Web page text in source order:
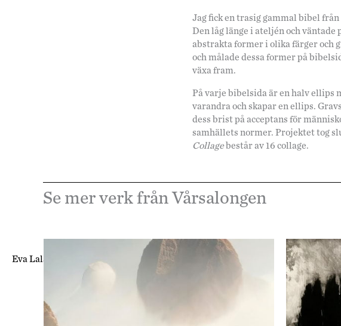
Jag fick en trasig gammal bibel
Den låg länge i ateljén och
abstrakta former i olika färger och
och målade dessa former på
växa fram.
På varje bibelsida är en halv ellips
varandra och skapar en ellips.
dess brist på acceptans för
samhällets normer. Projektet tog
Collagebestår av 16 collage.
Eva Lalander
Se mer verk från Vårsalongen